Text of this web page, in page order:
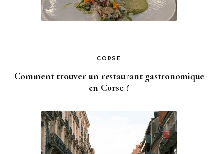
CORSE
Comment trouver un restaurant gastronomique
en Corse ?